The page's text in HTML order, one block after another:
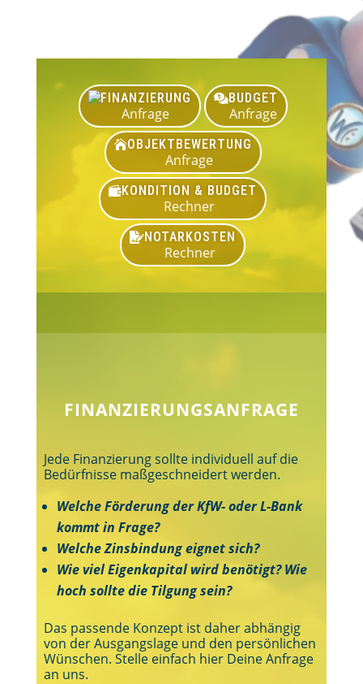
FINANZIERUNG
Anfrage
BUDGET
Anfrage
OBJEKTBEWERTUNG
Anfrage
KONDITION & BUDGET
Rechner
NOTARKOSTEN
Rechner
FINANZIERUNGSANFRAGE
Jede Finanzierung sollte individuell auf die
Bedürfnisse maßgeschneidert werden.
Welche Förderung der KfW- oder L-Bank
kommt in Frage?
Welche Zinsbindung eignet sich?
Wie viel Eigenkapital wird benötigt?Wie
hoch sollte die Tilgung sein?
Das passende Konzept ist daher abhängig
von der Ausgangslage und den persönlichen
Wünschen. Stelle einfach hier Deine Anfrage
an uns.